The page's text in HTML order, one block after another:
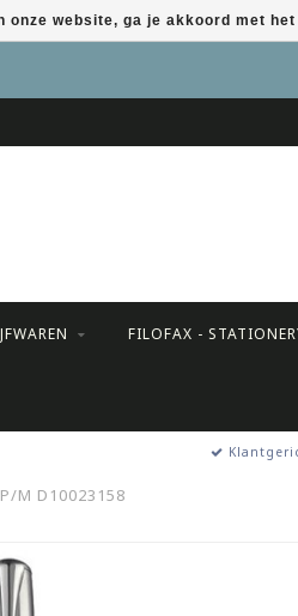
FILOFAX -
M D10023158
onze website, ga je akkoord met